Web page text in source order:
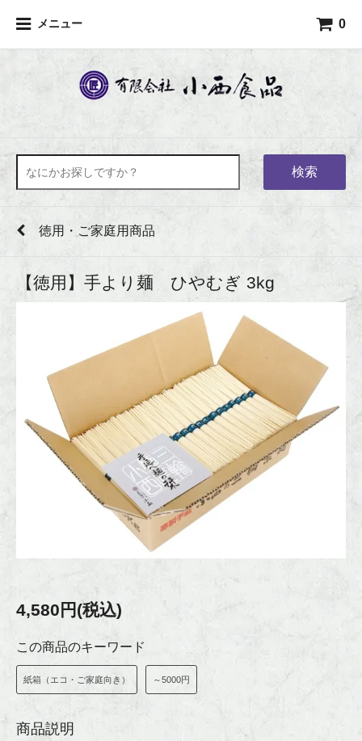
メニュー 0
検索
徳用・ご家庭用商品
【徳用】手より麺 ひやむぎ 3kg
4,580円(税込)
この商品のキーワード
紙箱（エコ・ご家庭向き） ～5000円
商品説明